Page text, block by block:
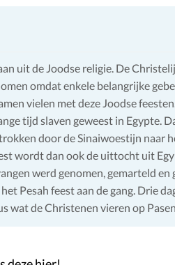
uit de Joodse religie. De
omdat enkele belangrijke
vielen met deze Joodse
tijd slaven geweest in Egypte.
door de Sinaiwoestijn naar
wordt dan ook de uittocht uit
werd genomen, gemarteld en
Pesah feest aan de gang. Drie
wat de Christenen vieren op